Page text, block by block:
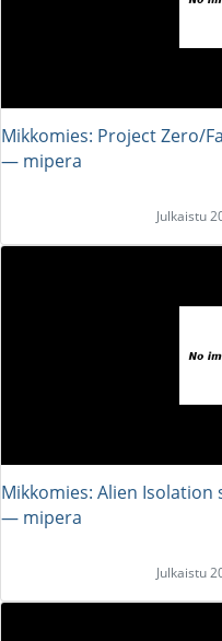
Mikkomies: Project Zero/
― mipera
Julkaistu
Mikkomies: Alien Isolation
― mipera
Julkaistu